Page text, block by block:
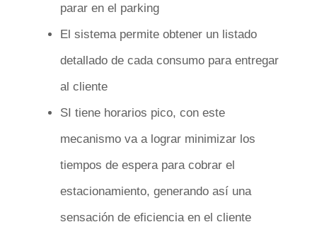
parar en el parking
El sistema permite obtener un listado
detallado de cada consumo para entregar
al cliente
SI tiene horarios pico, con este
mecanismo va a lograr minimizar los
tiempos de espera para cobrar el
estacionamiento, generando así una
sensación de eficiencia en el cliente